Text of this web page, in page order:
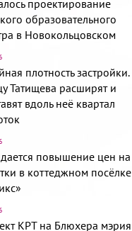
проектирование
образовательного
в Новокольцовском
плотность застройки.
Татищева расширят и
вдоль неё квартал
повышение цен на
в коттеджном посёлке
КРТ на Блюхера мэрия